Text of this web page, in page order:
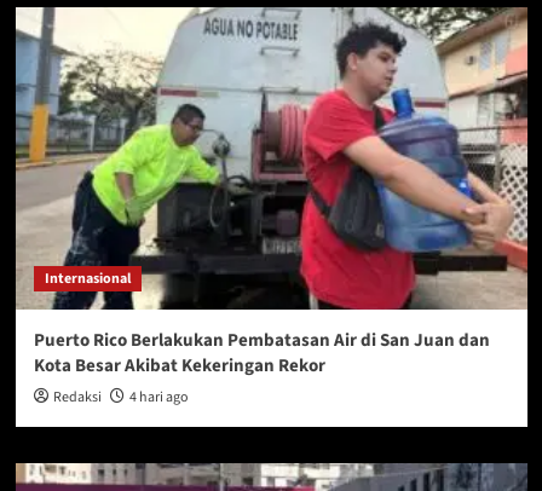
Internasional
Puerto Rico Berlakukan Pembatasan Air di San Juan dan
Kota Besar Akibat Kekeringan Rekor
Redaksi 4 hari ago